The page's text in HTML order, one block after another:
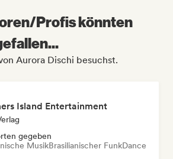
Profis könnten
Aurora Dischi besuchst.
Island Entertainment
gegeben
MusikBrasilianischer FunkDance